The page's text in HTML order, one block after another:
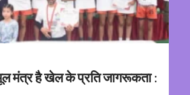
मंत्र है खेल के प्रति जागरूकता :